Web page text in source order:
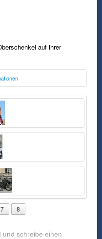
auf ihrer
auf ihrer schwarzen
7 8
und schreibe einen